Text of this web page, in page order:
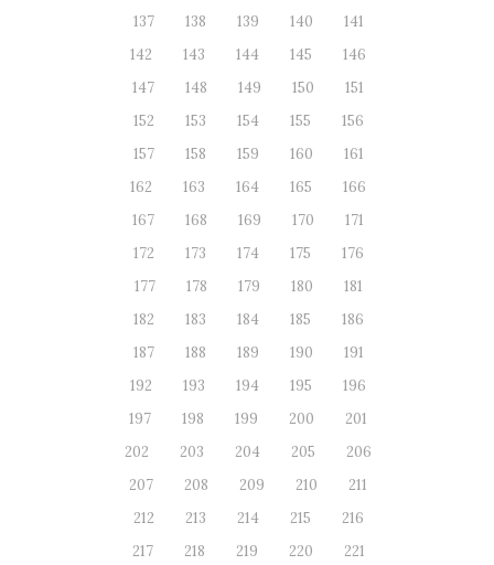
137
138 139 140
141
142
143 144 145
146
147
148 149 150
151
152
153 154 155
156
157
158 159 160
161
162
163 164 165
166
167
168 169 170
171
172
173 174 175
176
177
178 179 180
181
182
183 184 185
186
187
188 189 190
191
192
193 194 195
196
197
198 199 200
201
202
203 204 205
206
207
208 209 210
211
212
213 214 215
216
217
218 219 220
221